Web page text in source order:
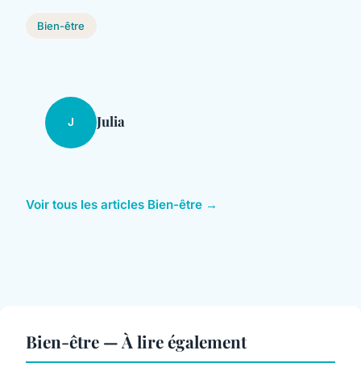
Bien-être
J Julia
Voir tous les articles Bien-être →
Bien-être — À lire également